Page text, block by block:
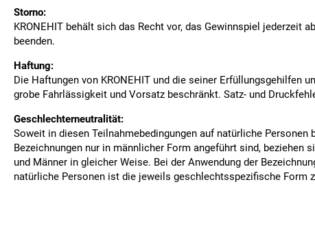
Storno:
KRONEHIT behält sich das Recht vor, das Gewinnspiel jederzeit
beenden.
Haftung:
Die Haftungen von KRONEHIT und die seiner Erfüllungsgehilfen
grobe Fahrlässigkeit und Vorsatz beschränkt. Satz- und
Geschlechterneutralität:
Soweit in diesen Teilnahmebedingungen auf natürliche Personen
Bezeichnungen nur in männlicher Form angeführt sind, beziehen
und Männer in gleicher Weise. Bei der Anwendung der
natürliche Personen ist die jeweils geschlechtsspezifische Form